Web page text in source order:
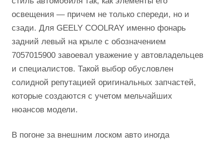
освещения — причем не только спереди, но и
сзади. Для GEELY COOLRAY именно фонарь
задний левый на крыле с обозначением
7057015900 завоевал уважение у автовладельцев
и специалистов. Такой выбор обусловлен
солидной репутацией оригинальных запчастей,
которые создаются с учетом мельчайших
нюансов модели.
В погоне за внешним лоском авто иногда